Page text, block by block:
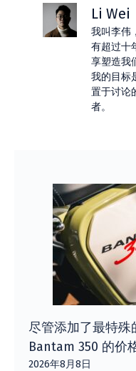
Li Wei
我叫李伟
有超过十
享塑造我
我的目标
置于讨论
者。
尽管添加了最特殊
Bantam 350 的价
2026年8月8日